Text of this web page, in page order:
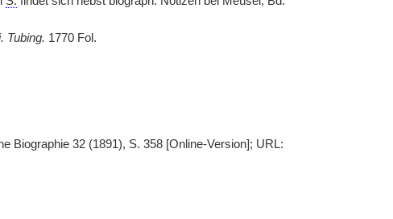
Tubing. 1770 Fol.
Biographie 32 (1891), S. 358 [Online-Version]; URL: